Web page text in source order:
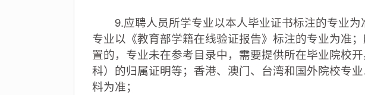
9.应聘人员所学专业以本人毕业证书标注的专业为
专业以《教育部学籍在线验证报告》标注的专业为准
置的，专业未在参考目录中，需要提供所在毕业院校
科）的归属证明等；香港、澳门、台湾和国外院校专
料为准；